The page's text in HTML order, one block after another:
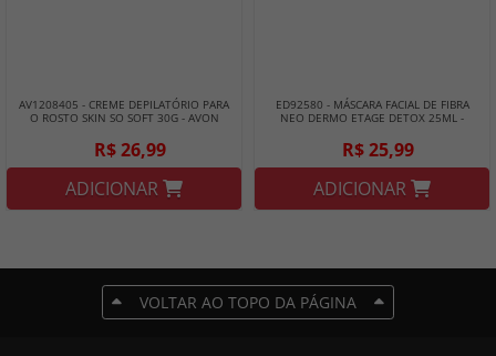
AV1208405 - CREME DEPILATÓRIO PARA
O ROSTO SKIN SO SOFT 30G - AVON
R$ 26,99
ADICIONAR
ED92580 - MÁSCARA FACIAL DE FIBRA
NEO DERMO ETAGE DETOX 25ML -
R$ 25,99
ADICIONAR
VOLTAR AO TOPO DA PÁGINA